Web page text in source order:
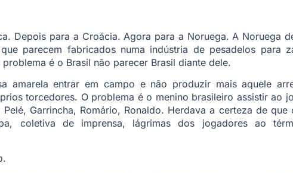
Depois para a Croácia. Agora para a Noruega. A Noruega
parecem fabricados numa indústria de pesadelos para
é o Brasil não parecer Brasil diante dele.
amarela entrar em campo e não produzir mais aquele
torcedores. O problema é o menino brasileiro assistir ao
Pelé, Garrincha, Romário, Ronaldo. Herdava a certeza de
coletiva de imprensa, lágrimas dos jogadores ao